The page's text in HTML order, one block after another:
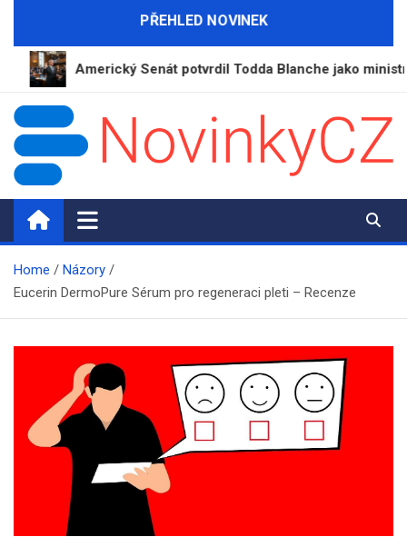
content
PŘEHLED NOVINEK
Americký Senát potvrdil Todda Blanche jako ministra
NovinkyCZ.cz
Magazín novinek a informací
Home
Názory
Eucerin DermoPure Sérum pro regeneraci pleti – Recenze